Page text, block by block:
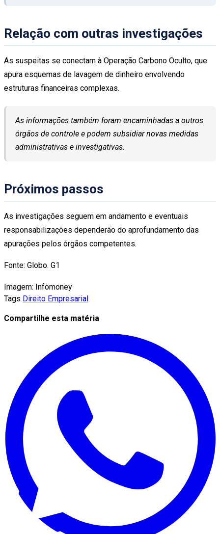
Relação com outras investigações
As suspeitas se conectam à Operação Carbono Oculto, que
apura esquemas de lavagem de dinheiro envolvendo
estruturas financeiras complexas.
As informações também foram encaminhadas a outros
órgãos de controle e podem subsidiar novas medidas
administrativas e investigativas.
Próximos passos
As investigações seguem em andamento e eventuais
responsabilizações dependerão do aprofundamento das
apurações pelos órgãos competentes.
Fonte: Globo. G1
Imagem: Infomoney
Tags Direito Empresarial
Compartilhe esta matéria